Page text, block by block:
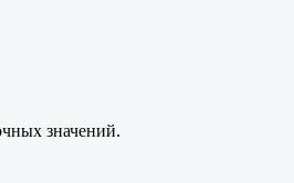
значений.